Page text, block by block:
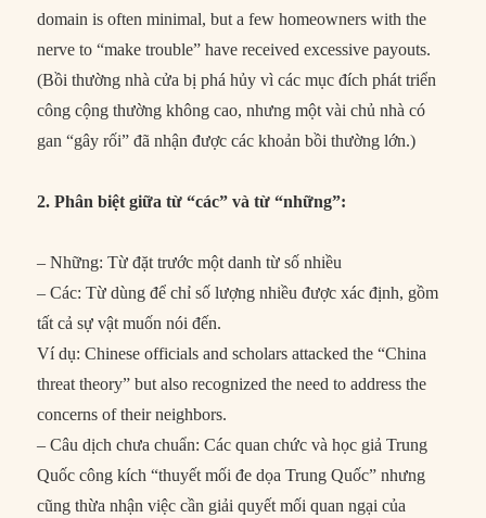
domain is often minimal, but a few homeowners with the
nerve to “make trouble” have received excessive payouts.
(Bồi thường nhà cửa bị phá hủy vì các mục đích phát triển
công cộng thường không cao, nhưng một vài chủ nhà có
gan “gây rối” đã nhận được các khoản bồi thường lớn.)
2. Phân biệt giữa từ “các” và từ “những”:
– Những: Từ đặt trước một danh từ số nhiều
– Các: Từ dùng để chỉ số lượng nhiều được xác định, gồm
tất cả sự vật muốn nói đến.
Ví dụ: Chinese officials and scholars attacked the “China
threat theory” but also recognized the need to address the
concerns of their neighbors.
– Câu dịch chưa chuẩn: Các quan chức và học giả Trung
Quốc công kích “thuyết mối đe dọa Trung Quốc” nhưng
cũng thừa nhận việc cần giải quyết mối quan ngại của